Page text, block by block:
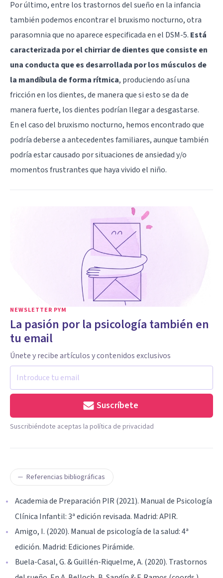
Por último, entre los trastornos del sueño en la infancia
también podemos encontrar el bruxismo nocturno, otra
parasomnia que no aparece especificada en el DSM-5. Está
caracterizada por el chirriar de dientes que consiste en
una conducta que es desarrollada por los músculos de
la mandíbula de forma rítmica, produciendo así una
fricción en los dientes, de manera que si esto se da de
manera fuerte, los dientes podrían llegar a desgastarse.
En el caso del bruxismo nocturno, hemos encontrado que
podría deberse a antecedentes familiares, aunque también
podría estar causado por situaciones de ansiedad y/o
momentos frustrantes que haya vivido el niño.
NEWSLETTER PYM
La pasión por la psicología también en
tu email
Únete y recibe artículos y contenidos exclusivos
Suscríbete
Suscribiéndote aceptas la política de privacidad
Referencias bibliográficas
Academia de Preparación PIR (2021). Manual de Psicología
Clínica Infantil: 3ª edición revisada. Madrid: APIR.
Amigo, I. (2020). Manual de psicología de la salud: 4ª
edición. Madrid: Ediciones Pirámide.
Buela-Casal, G. & Guillén-Riquelme, A. (2020). Trastornos